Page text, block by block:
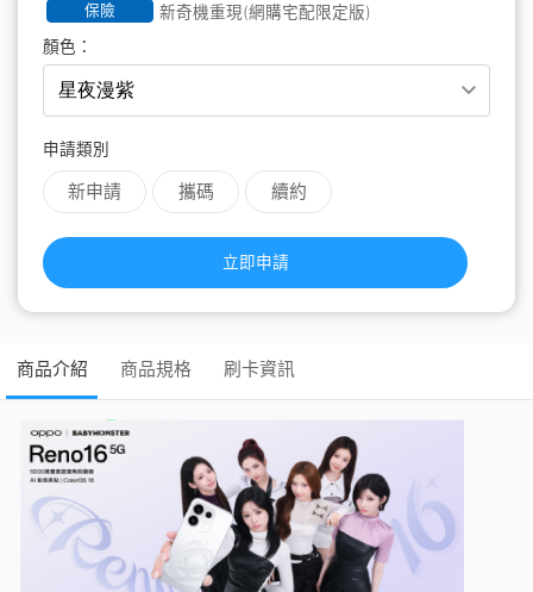
保險
新奇機重現(網購宅配限定版)
顏色：
申請類別
新申請 攜碼 續約
立即申請
商品介紹 商品規格 刷卡資訊